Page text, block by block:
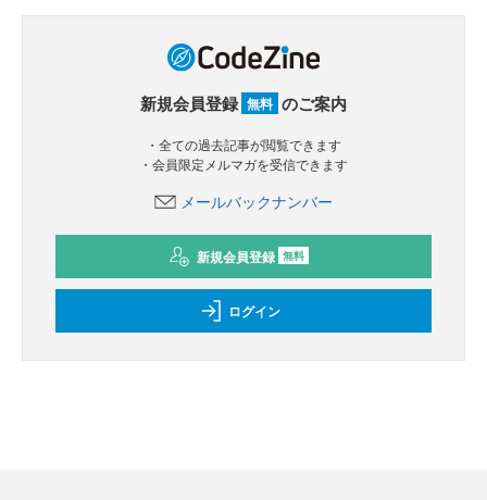
新規会員登録 無料 のご案内
・全ての過去記事が閲覧できます
・会員限定メルマガを受信できます
メールバックナンバー
新規会員登録 無料
ログイン